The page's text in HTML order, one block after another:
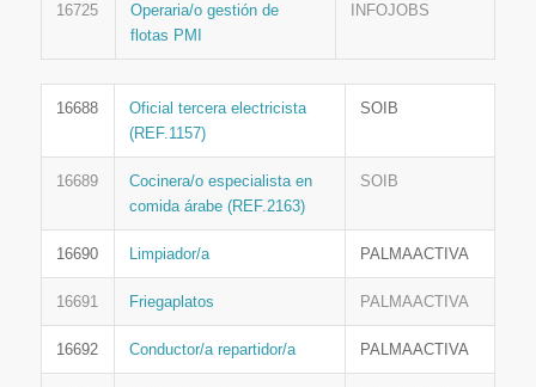
16725
Operaria/o gestión de
flotas PMI
INFOJOBS
16688
Oficial tercera electricista
(REF.1157)
SOIB
16689
Cocinera/o especialista en
comida árabe (REF.2163)
SOIB
16690 Limpiador/a PALMAACTIVA
16691 Friegaplatos PALMAACTIVA
16692 Conductor/a repartidor/a PALMAACTIVA